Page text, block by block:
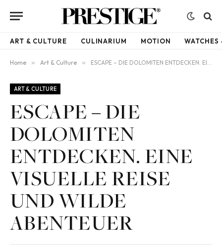
ART & CULTURE CULINARIUM MOTION WATCHES
Home » Art & Culture » ESCAPE – DIE DOLOMITEN ENTDECKEN. EINE VISUELLE REISE UND WILDE ABENTEUER
ART & CULTURE
ESCAPE – DIE
DOLOMITEN
ENTDECKEN. EINE
VISUELLE REISE
UND WILDE
ABENTEUER